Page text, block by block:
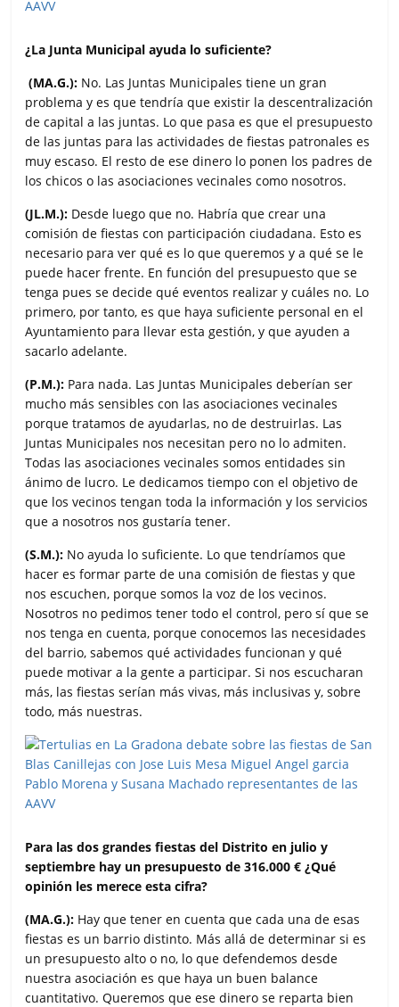
¿La Junta Municipal ayuda lo suficiente?
(MA.G.): No. Las Juntas Municipales tiene un gran
problema y es que tendría que existir la descentralización
de capital a las juntas. Lo que pasa es que el presupuesto
de las juntas para las actividades de fiestas patronales es
muy escaso. El resto de ese dinero lo ponen los padres de
los chicos o las asociaciones vecinales como nosotros.
(JL.M.): Desde luego que no. Habría que crear una
comisión de fiestas con participación ciudadana. Esto es
necesario para ver qué es lo que queremos y a qué se le
puede hacer frente. En función del presupuesto que se
tenga pues se decide qué eventos realizar y cuáles no. Lo
primero, por tanto, es que haya suficiente personal en el
Ayuntamiento para llevar esta gestión, y que ayuden a
sacarlo adelante.
(P.M.): Para nada. Las Juntas Municipales deberían ser
mucho más sensibles con las asociaciones vecinales
porque tratamos de ayudarlas, no de destruirlas. Las
Juntas Municipales nos necesitan pero no lo admiten.
Todas las asociaciones vecinales somos entidades sin
ánimo de lucro. Le dedicamos tiempo con el objetivo de
que los vecinos tengan toda la información y los servicios
que a nosotros nos gustaría tener.
(S.M.): No ayuda lo suficiente. Lo que tendríamos que
hacer es formar parte de una comisión de fiestas y que
nos escuchen, porque somos la voz de los vecinos.
Nosotros no pedimos tener todo el control, pero sí que se
nos tenga en cuenta, porque conocemos las necesidades
del barrio, sabemos qué actividades funcionan y qué
puede motivar a la gente a participar. Si nos escucharan
más, las fiestas serían más vivas, más inclusivas y, sobre
todo, más nuestras.
Para las dos grandes fiestas del Distrito en julio y
septiembre hay un presupuesto de 316.000 € ¿Qué
opinión les merece esta cifra?
(MA.G.): Hay que tener en cuenta que cada una de esas
fiestas es un barrio distinto. Más allá de determinar si es
un presupuesto alto o no, lo que defendemos desde
nuestra asociación es que haya un buen balance
cuantitativo. Queremos que ese dinero se reparta bien